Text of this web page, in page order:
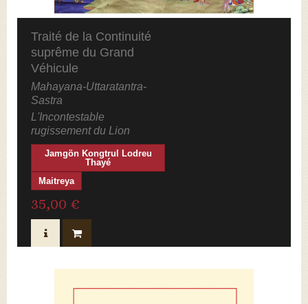
Traité de la Continuité
suprême du Grand
Véhicule
Mahayana-Uttaratantra-
Sastra
L'Incontestable
rugissement du Lion
Jamgön Kongtrul Lodreu
Thayé
Maitreya
35,00 €